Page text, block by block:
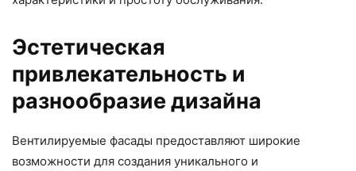
Эстетическая
привлекательность и
разнообразие дизайна
Вентилируемые фасады предоставляют широкие
возможности для создания уникального и